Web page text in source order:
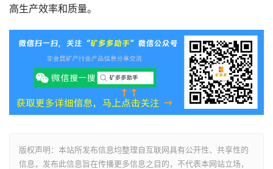
高生产效率和质量。
版权声明：本站所发布信息均整理自互联网具有公开性、共享性的
信息，发布此信息旨在传播更多信息之目的，不代表本网站立场，